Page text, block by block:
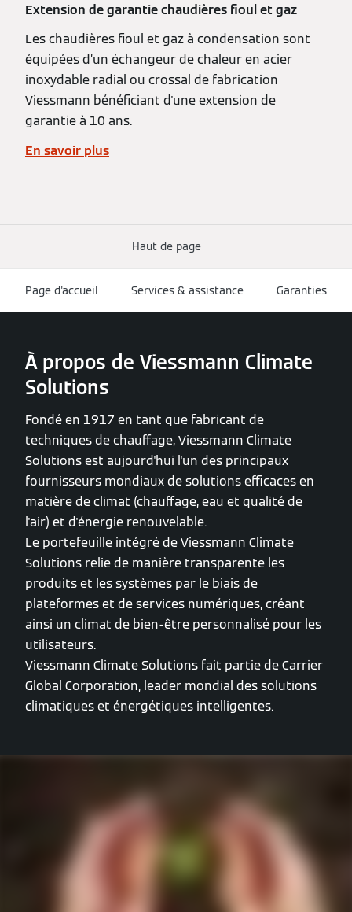
Extension de garantie chaudières fioul et gaz
Les chaudières fioul et gaz à condensation sont
équipées d’un échangeur de chaleur en acier
inoxydable radial ou crossal de fabrication
Viessmann bénéficiant d'une extension de
garantie à 10 ans.
En savoir plus
Haut de page
Page d'accueil Services & assistance Garanties
À propos de Viessmann Climate
Solutions
Fondé en 1917 en tant que fabricant de
techniques de chauffage, Viessmann Climate
Solutions est aujourd'hui l'un des principaux
fournisseurs mondiaux de solutions efficaces en
matière de climat (chauffage, eau et qualité de
l'air) et d'énergie renouvelable.
Le portefeuille intégré de Viessmann Climate
Solutions relie de manière transparente les
produits et les systèmes par le biais de
plateformes et de services numériques, créant
ainsi un climat de bien-être personnalisé pour les
utilisateurs.
Viessmann Climate Solutions fait partie de Carrier
Global Corporation, leader mondial des solutions
climatiques et énergétiques intelligentes.